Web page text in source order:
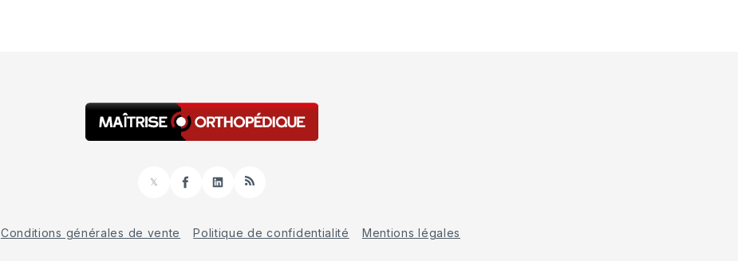
𝕏
FacebookLinkedInRSS
Conditions générales de vente Politique de confidentialité Mentions légales